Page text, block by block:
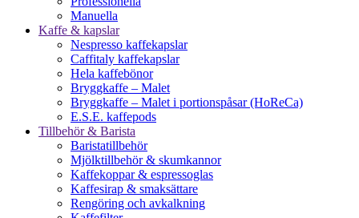
Manuella
Kaffe & kapslar
Nespresso kaffekapslar
Caffitaly kaffekapslar
Hela kaffebönor
Bryggkaffe – Malet
Bryggkaffe – Malet i portionspåsar (HoReCa)
E.S.E. kaffepods
Tillbehör & Barista
Baristatillbehör
Mjölktillbehör & skumkannor
Kaffekoppar & espressoglas
Kaffesirap & smaksättare
Rengöring och avkalkning